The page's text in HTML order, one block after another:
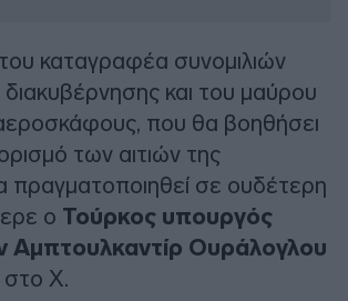
καταγραφέα συνομιλιών
και του μαύρου
που θα βοηθήσει
των αιτιών της
πραγματοποιηθεί σε ουδέτερη
ο Τούρκος υπουργός
Ουράλογλου
X.